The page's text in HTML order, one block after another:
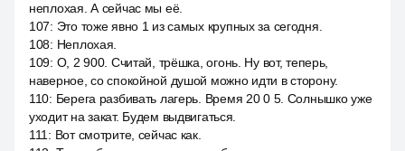
неплохая. А сейчас мы её.
107: Это тоже явно 1 из самых крупных за сегодня.
108: Неплохая.
109: О, 2 900. Считай, трёшка, огонь. Ну вот, теперь,
наверное, со спокойной душой можно идти в сторону.
110: Берега разбивать лагерь. Время 20 0 5. Солнышко уже
уходит на закат. Будем выдвигаться.
111 : Вот смотрите, сейчас как.